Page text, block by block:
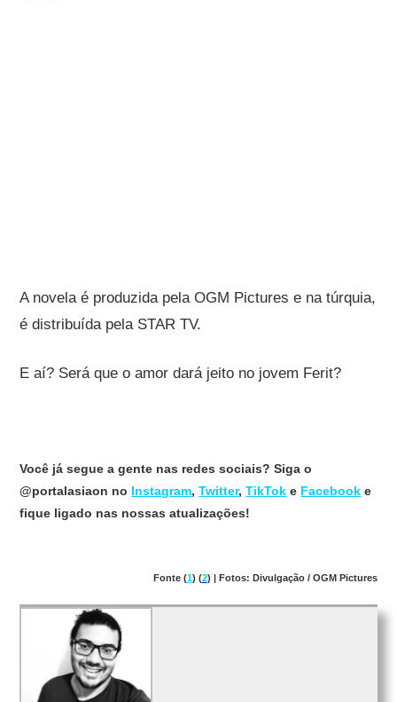
A novela é produzida pela OGM Pictures e na túrquia,
é distribuída pela STAR TV.
E aí? Será que o amor dará jeito no jovem Ferit?
Você já segue a gente nas redes sociais? Siga o
@portalasiaon no Instagram,Twitter, TikTok e Facebook e
fique ligado nas nossas atualizações!
Fonte (1) (2) | Fotos: Divulgação / OGM Pictures